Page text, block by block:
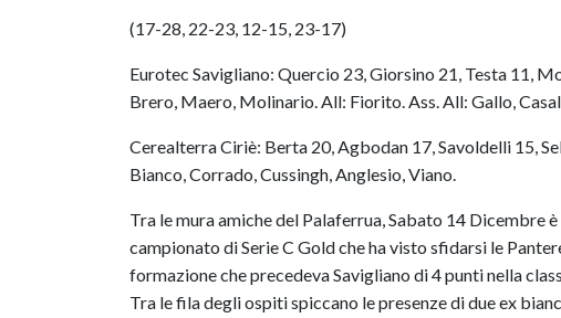
(17-28, 22-23, 12-15, 23-17)
Eurotec Savigliano: Quercio 23, Giorsino 21, Testa 11,
Brero, Maero, Molinario. All: Fiorito. Ass. All: Gallo,
Cerealterra Ciriè: Berta 20, Agbodan 17, Savoldelli 15,
Bianco, Corrado, Cussingh, Anglesio, Viano.
Tra le mura amiche del Palaferrua, Sabato 14 Dicembre
campionato di Serie C Gold che ha visto sfidarsi le
formazione che precedeva Savigliano di 4 punti nella
Tra le fila degli ospiti spiccano le presenze di due ex